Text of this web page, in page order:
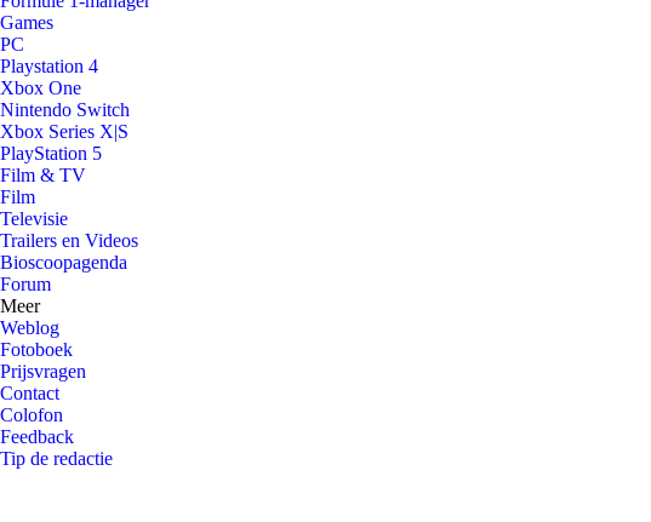
Games
PC
Playstation 4
Xbox One
Nintendo Switch
Xbox Series X|S
PlayStation 5
Film & TV
Film
Televisie
Trailers en Videos
Bioscoopagenda
Forum
Meer
Weblog
Fotoboek
Prijsvragen
Contact
Colofon
Feedback
Tip de redactie